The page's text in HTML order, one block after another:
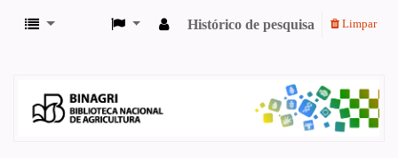
Histórico de pesquisa Limpar